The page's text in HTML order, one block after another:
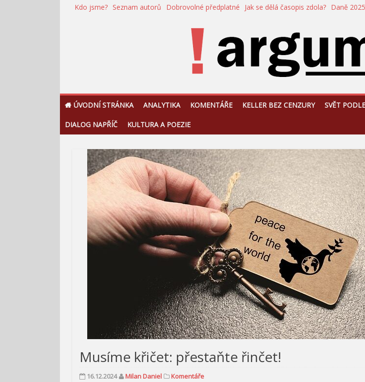
PřeskočitKdo jsme? Seznam autorů Dobrovolné předplatné Jak se dělá časopis zdola? Daně
!Argument
ÚVODNÍ STRÁNKA ANALYTIKA KOMENTÁŘE KELLER BEZ CENZURY SVĚT
DIALOG NAPŘÍČ KULTURA A POEZIE
Musíme křičet: přestaňte řinčet!
16.12.2024 Milan Daniel Komentáře